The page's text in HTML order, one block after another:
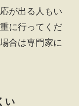
が出る人もい
に行ってくだ
合は専門家に
い